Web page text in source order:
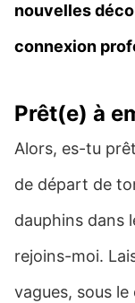
nouvelles
connexion
Prêt(e) à
Alors, es-tu
de départ de
dauphins dans
rejoins-moi.
vagues, sous le